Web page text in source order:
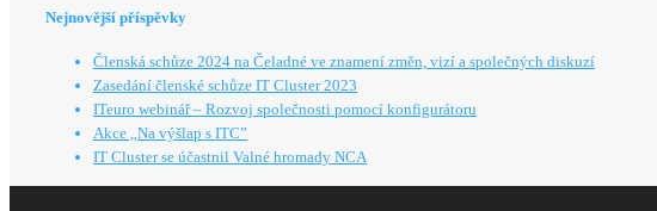
Nejnovější příspěvky
Členská schůze 2024 na Čeladné ve znamení změn, vizí a společných diskuzí
Zasedání členské schůze IT Cluster 2023
ITeuro webinář – Rozvoj společnosti pomocí konfigurátoru
Akce „Na výšlap s ITC”
IT Cluster se účastnil Valné hromady NCA